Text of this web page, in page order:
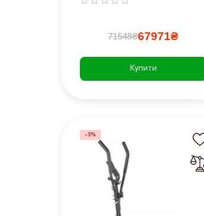
71548₴67971₴
Купити
-5%